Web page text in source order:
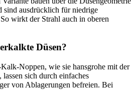
sind ausdrücklich für niedrige
wirkt der Strahl auch in oberen
Düsen?
Noppen, wie sie hansgrohe mit der
sich durch einfaches
von Ablagerungen befreien. Bei